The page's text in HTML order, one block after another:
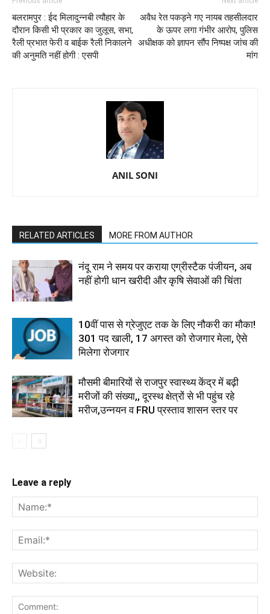
बलरामपुर : ईद मिलादुन्नबी त्यौहार के
दौरान किसी भी प्रकार का जुलूस, सभा,
रैली प्रभात फेरी व बाईक रैली निकालने
की अनुमति नहीं होगी : एसपी
अवैध रेत पकड़ने गए नायब तहसीलदार
के ऊपर लगा गंभीर आरोप, पुलिस
अधीक्षक को ज्ञापन सौंप निष्पक्ष जांच की
मांग
ANIL SONI
RELATED ARTICLES MORE FROM AUTHOR
नंदू राम ने समय पर कराया एग्रीस्टैक पंजीयन, अब
नहीं होगी धान खरीदी और कृषि सेवाओं की चिंता
10वीं पास से ग्रेजुएट तक के लिए नौकरी का मौका!
301 पद खाली, 17 अगस्त को रोजगार मेला, ऐसे
मिलेगा रोजगार
मौसमी बीमारियों से राजपुर स्वास्थ्य केंद्र में बढ़ी
मरीजों की संख्या,, दूरस्थ क्षेत्रों से भी पहुंच रहे
मरीज,उन्नयन व FRU प्रस्ताव शासन स्तर पर
Leave a reply